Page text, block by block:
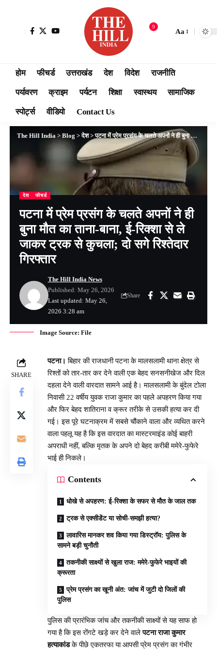
9
Aa
होम फीचर्ड उत्तराखंड देश विदेश राजनीति
पर्यावरण क्राइम पर्यटन शिक्षा स्वास्थय सामाजिक
स्पोर्ट्स वीडियो Contact Us
The Hill India > Blog >देश>पटना में प्रेम प्रसंग के चलते अपनों ने ही बुना मौत का ताना-बाना, ई-रिक्शा से ले जाकर ट्रक से कुचला; दो सगे रिश्तेदार गिरफ्तार
देश फीचर्ड
पटना में प्रेम प्रसंग के चलते अपनों ने ही
बुना मौत का ताना-बाना, ई-रिक्शा से ले
जाकर ट्रक से कुचला; दो सगे रिश्तेदार
गिरफ्तार
Last updated: May 26,
2026 3:28 am
The Hill India News
Published: May 26, 2026
Share
Image Source: File
SHARE
पटना। बिहार की राजधानी पटना के मालसलामी थाना क्षेत्र से
रिश्तों को तार-तार कर देने वाली एक बेहद सनसनीखेज और दिल
दहला देने वाली वारदात सामने आई है। मालसलामी के बुंदेल टोला
निवासी 22 वर्षीय युवक राजा कुमार का पहले अपहरण किया गया
और फिर बेहद शातिराना व क्रूर तरीके से उसकी हत्या कर दी
गई। इस पूरे घटनाक्रम में सबसे चौंकाने वाला और व्यथित करने
वाला पहलू यह है कि इस वारदात का मास्टरमाइंड कोई बाहरी
अपराधी नहीं, बल्कि मृतक के अपने दो बेहद करीबी ममेरे-फुफेरे
भाई ही निकले।
Contents
धोखे से अपहरण: ई-रिक्शा के सफर से मौत के जाल तक
ट्रक से एक्सीडेंट या सोची-समझी हत्या?
लावारिस मानकर शव किया गया डिस्ट्रॉय: पुलिस के
सामने बड़ी चुनौती
तकनीकी साक्ष्यों से खुला राज: ममेरे-फुफेरे भाइयों की
क्रूरता
प्रेम प्रसंग का खूनी अंत: जांच में जुटी दो जिलों की
पुलिस
पुलिस की प्रारंभिक जांच और तकनीकी साक्ष्यों से यह साफ हो
गया है कि इस रोंगटे खड़े कर देने वालेपटना राजा कुमार
हत्याकांडके पीछे एकतरफा या आपसी प्रेम प्रसंग का गंभीर